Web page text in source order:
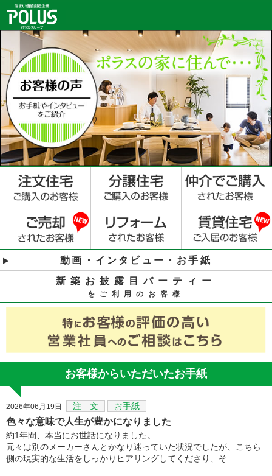
動画・インタビュー・お手紙
新築お披露目パーティー
をご利用のお客様
お客様からいただいたお手紙
2026年06月19日 注 文 お手紙
色々な意味で人生が豊かになりました
約1年間、本当にお世話になりました。
元々は別のメーカーさんとかなり迷っていた状況でしたが、こちら
側の現実的な生活をしっかりヒアリングしてくださり、そ…